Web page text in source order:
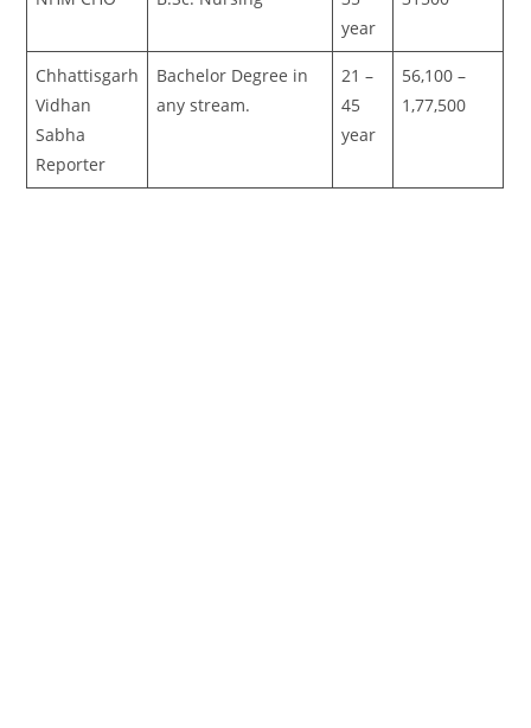
year
Chhattisgarh
Vidhan
Sabha
Reporter
Bachelor Degree in
any stream.
21 –
45
year
56,100 –
1,77,500